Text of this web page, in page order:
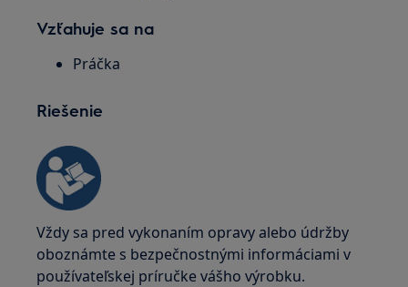
Vzťahuje sa na
Práčka
Riešenie
Vždy sa pred vykonaním opravy alebo údržby
oboznámte s bezpečnostnými informáciami v
používateľskej príručke vášho výrobku.